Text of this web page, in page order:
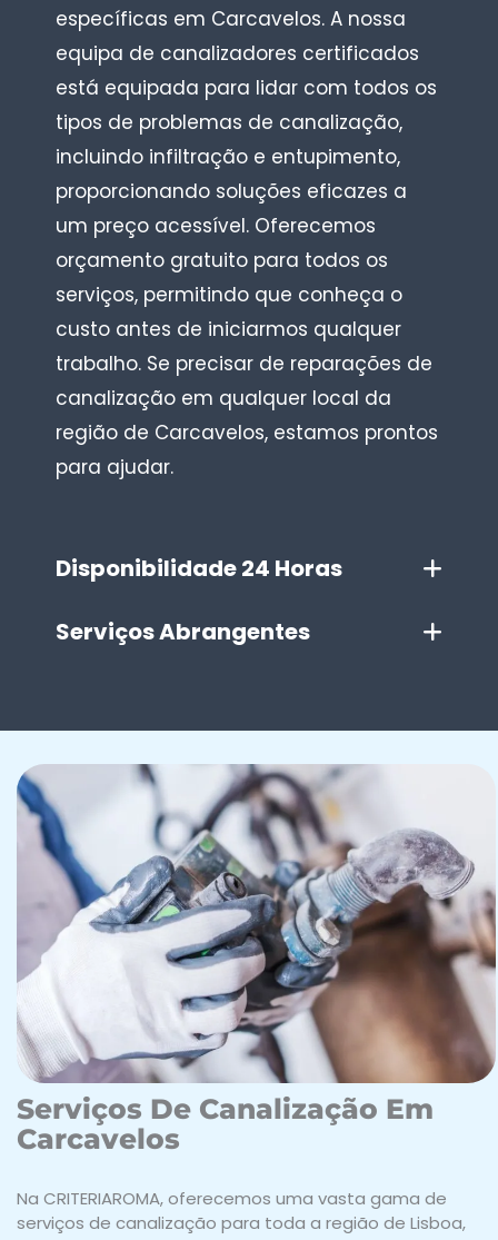
específicas em Carcavelos. A nossa
equipa de canalizadores certificados
está equipada para lidar com todos os
tipos de problemas de canalização,
incluindo infiltração e entupimento,
proporcionando soluções eficazes a
um preço acessível. Oferecemos
orçamento gratuito para todos os
serviços, permitindo que conheça o
custo antes de iniciarmos qualquer
trabalho. Se precisar de reparações de
canalização em qualquer local da
região de Carcavelos, estamos prontos
para ajudar.
Disponibilidade 24 Horas
Serviços Abrangentes
Serviços De Canalização Em
Carcavelos
Na CRITERIAROMA, oferecemos uma vasta gama de
serviços de canalização para toda a região de Lisboa,